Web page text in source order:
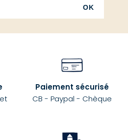
OK
Paiement sécurisé
CB - Paypal - Chèque